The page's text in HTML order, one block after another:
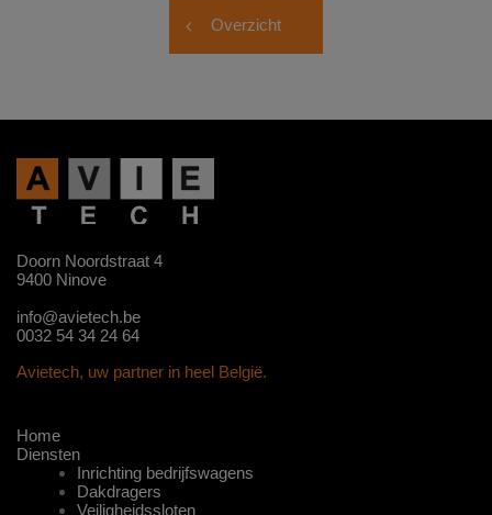
Overzicht
Doorn Noordstraat 4
9400 Ninove
info@avietech.be
0032 54 34 24 64
Avietech, uw partner in heel België.
Home
Diensten
Inrichting bedrijfswagens
Dakdragers
Veiligheidssloten